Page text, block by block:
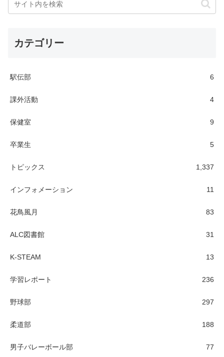
カテゴリー
駅伝部 6
課外活動 4
保健室 9
卒業生 5
トピックス 1,337
インフォメーション 11
花鳥風月 83
ALC図書館 31
K-STEAM 13
学習レポート 236
野球部 297
柔道部 188
男子バレーボール部 77